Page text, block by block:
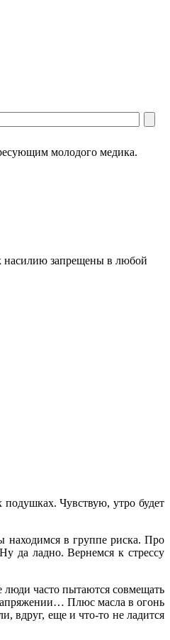
молодого медика.
насилию запрещены в любой
подушках. Чувствую, утро будет
находимся в группе риска. Про
да ладно. Вернемся к стрессу
люди часто пытаются совмещать
Плюс масла в огонь
вдруг, еще и что-то не ладится